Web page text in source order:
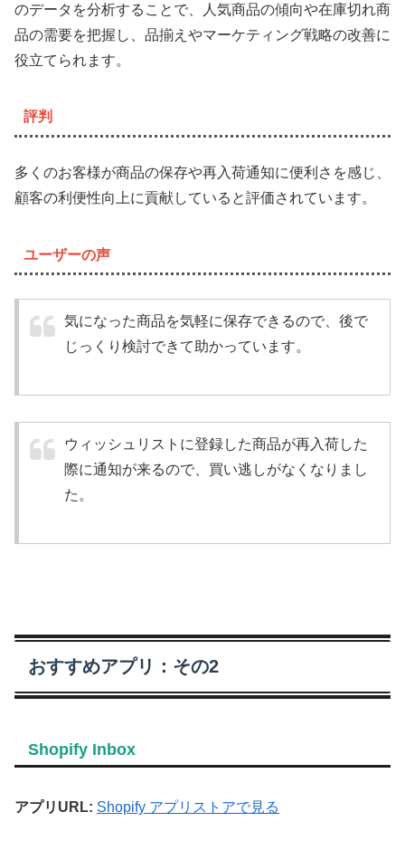
のデータを分析することで、人気商品の傾向や在庫切れ商
品の需要を把握し、品揃えやマーケティング戦略の改善に
役立てられます。
評判
多くのお客様が商品の保存や再入荷通知に便利さを感じ、
顧客の利便性向上に貢献していると評価されています。
ユーザーの声
気になった商品を気軽に保存できるので、後で
じっくり検討できて助かっています。
ウィッシュリストに登録した商品が再入荷した
際に通知が来るので、買い逃しがなくなりまし
た。
おすすめアプリ：その2
Shopify Inbox
アプリURL: Shopify アプリストアで見る